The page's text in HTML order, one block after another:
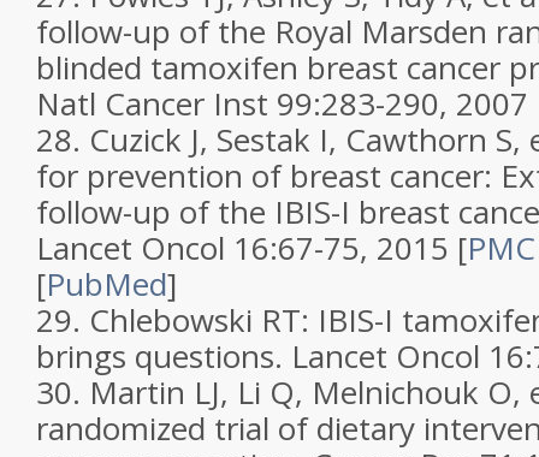
follow-up of the Royal Marsden
blinded tamoxifen breast cancer
Natl Cancer Inst 99:283-290, 2007
28. Cuzick J, Sestak I, Cawthorn
for prevention of breast cancer:
follow-up of the IBIS-I breast
Lancet Oncol 16:67-75, 2015 [
[PubMed]
29. Chlebowski RT: IBIS-I
brings questions. Lancet Oncol 16
30. Martin LJ, Li Q, Melnichouk O,
randomized trial of dietary